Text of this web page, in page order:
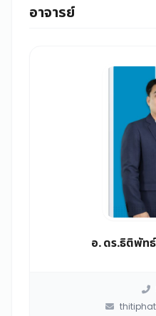
อาจารย์
อ. ดร.ธิติพัท